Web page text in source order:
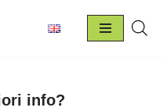
info?